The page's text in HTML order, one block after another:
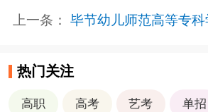
上一条： 毕节幼儿师范高等专科学校
热门关注
高职 高考 艺考 单招